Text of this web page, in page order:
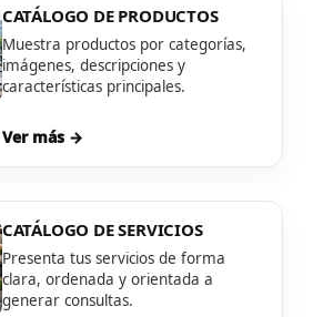
CATÁLOGO DE PRODUCTOS
Muestra productos por categorías,
imágenes, descripciones y
características principales.
Ver más →
CATÁLOGO DE SERVICIOS
Presenta tus servicios de forma
clara, ordenada y orientada a
generar consultas.